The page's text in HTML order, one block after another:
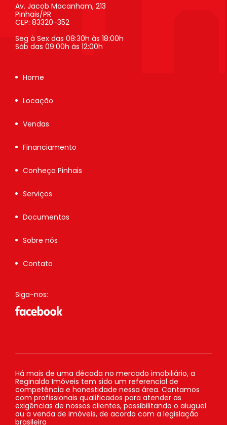
Av. Jacob Macanham, 213
Pinhais/PR
CEP: 83320-352
Seg à Sex das 08:30h às 18:00h
Sáb das 09:00h às 12:00h
Home
Locação
Vendas
Financiamento
Conheça Pinhais
Serviços
Documentos
Sobre nós
Contato
Siga-nos:
Há mais de uma década no mercado imobiliário, a
Reginaldo Imóveis tem sido um referencial de
competência e honestidade nessa área. Contamos
com profissionais qualificados para atender as
exigências de nossos clientes, possibilitando o aluguel
ou a venda de imóveis, de acordo com a legislação
brasileira